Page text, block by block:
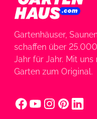
Gartenhäuser,
schaffen über
Jahr für Jahr. Mit
Garten zum Original.